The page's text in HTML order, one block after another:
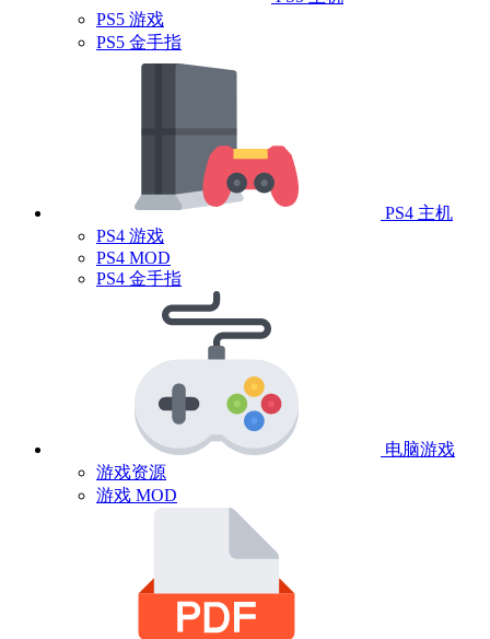
PS5 游戏
PS5 金手指
PS4 主机
PS4 游戏
PS4 MOD
PS4 金手指
电脑游戏
游戏资源
游戏 MOD